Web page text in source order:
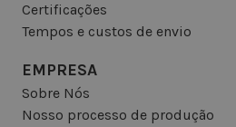
Certificações
Tempos e custos de envio
EMPRESA
Sobre Nós
Nosso processo de produção